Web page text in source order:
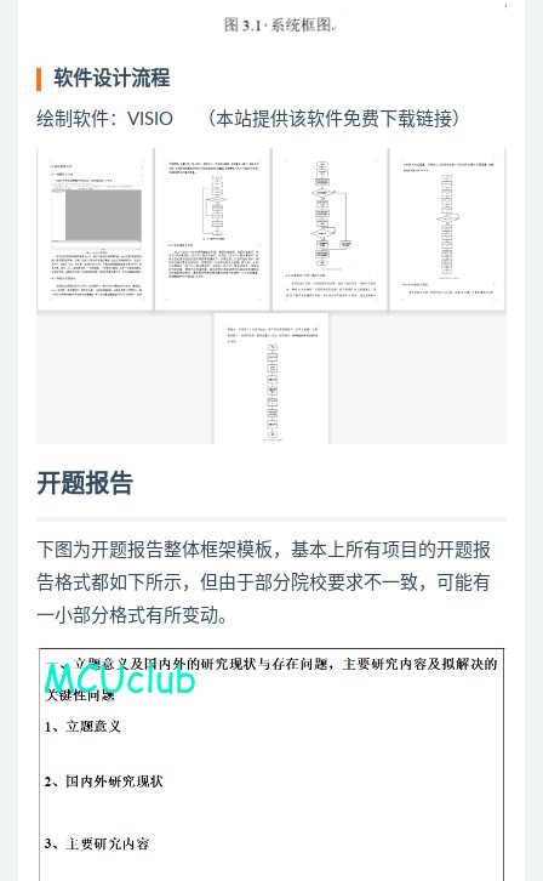
软件设计流程
绘制软件：VISIO （本站提供该软件免费下载链接）
开题报告
下图为开题报告整体框架模板，基本上所有项目的开题报
告格式都如下所示，但由于部分院校要求不一致，可能有
一小部分格式有所变动。